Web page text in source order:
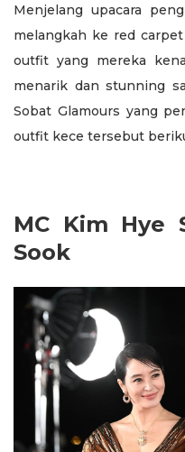
Menjelang upacara
melangkah ke red
outfit yang mereka
menarik dan stunning
Sobat Glamours yang
outfit kece tersebut
MC Kim Hye
Sook